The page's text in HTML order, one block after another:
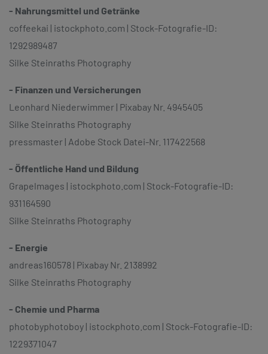
- Nahrungsmittel und Getränke
coffeekai | istockphoto.com | Stock-Fotografie-ID:
1292989487
Silke Steinraths Photography
- Finanzen und Versicherungen
Leonhard Niederwimmer | Pixabay Nr. 4945405
Silke Steinraths Photography
pressmaster | Adobe Stock Datei-Nr. 117422568
- Öffentliche Hand und Bildung
Grapelmages | istockphoto.com | Stock-Fotografie-ID:
931164590
Silke Steinraths Photography
- Energie
andreas160578 | Pixabay Nr. 2138992
Silke Steinraths Photography
- Chemie und Pharma
photobyphotoboy | istockphoto.com | Stock-Fotografie-ID:
1229371047